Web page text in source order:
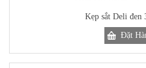
Kẹp sắt Deli đen